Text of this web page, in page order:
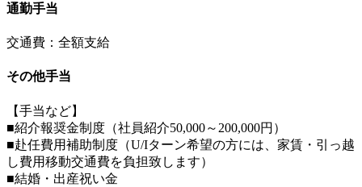
通勤手当
交通費：全額支給
その他手当
【手当など】
■紹介報奨金制度（社員紹介50,000～200,000円）
■赴任費用補助制度（U/Iターン希望の方には、家賃・引っ越
し費用移動交通費を負担致します）
■結婚・出産祝い金